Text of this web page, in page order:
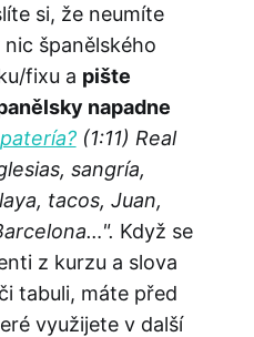
si, že neumíte
španělského
fixu a pište
napadne
(1:11) Real
sangría,
tacos, Juan,
Když se
z kurzu a slova
tabuli, máte před
využijete v další